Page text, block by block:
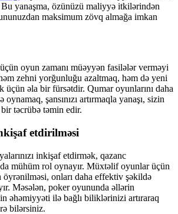
yanaşma, özünüzü maliyyə itkilərindən
maksimum zövq almağa imkan
üçün oyun zamanı müəyyən fasilələr verməyi
zehni yorğunluğu azaltmaq, həm də yeni
üçün əla bir fürsətdir. Qumar oyunlarını daha
şansınızı artırmaqla yanaşı, sizin
təcrübə təmin edir.
etdirilməsi
inkişaf etdirmək, qazanc
mühüm rol oynayır. Müxtəlif oyunlar üçün
öyrənilməsi, onları daha effektiv şəkildə
Məsələn, poker oyununda əllərin
əhəmiyyəti ilə bağlı biliklərinizi artıraraq
bilərsiniz.